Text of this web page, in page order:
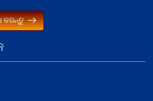
କରନ୍ତୁ